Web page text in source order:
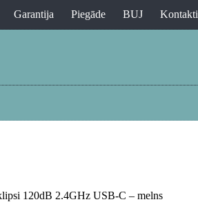
Garantija Piegāde BUJ Kontakti
120dB 2.4GHz USB-C – melns